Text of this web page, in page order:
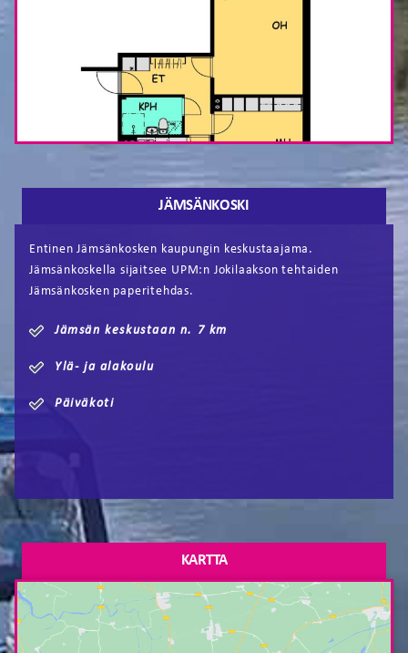
JÄMSÄNKOSKI
Entinen Jämsänkosken kaupungin keskustaajama.
Jämsänkoskella sijaitsee UPM:n Jokilaakson tehtaiden
Jämsänkosken paperitehdas.
Jämsän keskustaan n. 7 km
Ylä- ja alakoulu
Päiväkoti
KARTTA